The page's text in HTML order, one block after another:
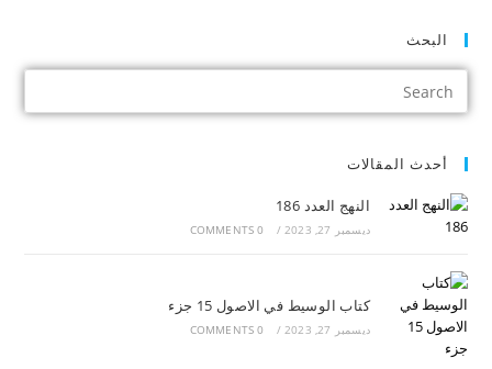
البحث
أحدث المقالات
النهج العدد 186
ديسمبر 27, 2023 /
0 COMMENTS
كتاب الوسيط في الاصول 15 جزء
ديسمبر 27, 2023 /
0 COMMENTS